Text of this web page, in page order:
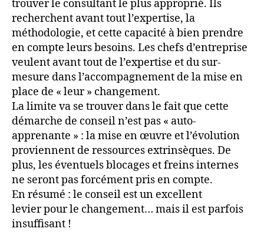
trouver le consultant le plus approprié. Ils
recherchent avant tout l’expertise, la
méthodologie, et cette capacité à bien prendre
en compte leurs besoins. Les chefs d’entreprise
veulent avant tout de l’expertise et du sur-
mesure dans l’accompagnement de la mise en
place de « leur » changement.
La limite va se trouver dans le fait que cette
démarche de conseil n’est pas « auto-
apprenante » : la mise en œuvre et l’évolution
proviennent de ressources extrinsèques. De
plus, les éventuels blocages et freins internes
ne seront pas forcément pris en compte.
En résumé : le conseil est un excellent
levier pour le changement… mais il est parfois
insuffisant !